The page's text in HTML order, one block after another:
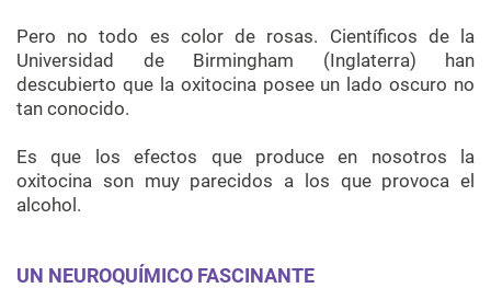
Pero no todo es color de rosas. Científicos de la
Universidad de Birmingham (Inglaterra) han
descubierto que la oxitocina posee un lado oscuro no
tan conocido.
Es que los efectos que produce en nosotros la
oxitocina son muy parecidos a los que provoca el
alcohol.
UN NEUROQUÍMICO FASCINANTE